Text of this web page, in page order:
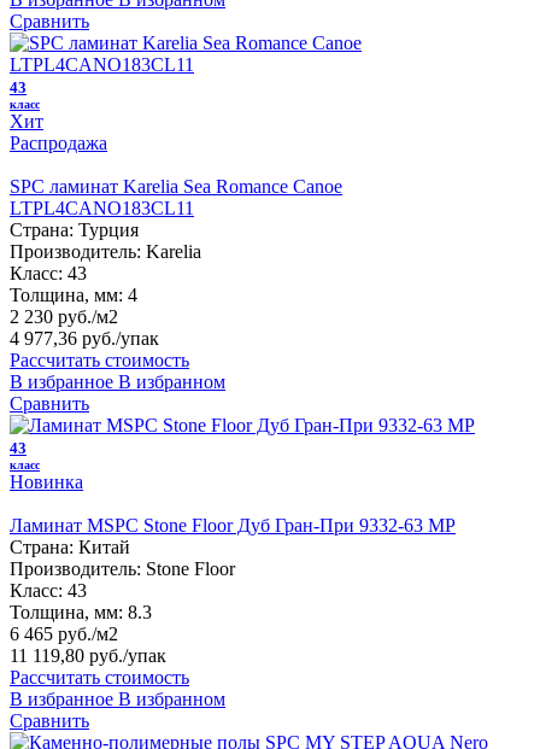
Сравнить
43
класс
Хит
Распродажа
SPC ламинат Karelia Sea Romance Canoe
LTPL4CANO183CL11
Страна: Турция
Производитель: Karelia
Класс: 43
Толщина, мм: 4
2 230 руб./м2
4 977,36 руб./упак
Рассчитать стоимость
В избранное В избранном
Сравнить
43
класс
Новинка
Ламинат MSPC Stone Floor Дуб Гран-При 9332-63 MР
Страна: Китай
Производитель: Stone Floor
Класс: 43
Толщина, мм: 8.3
6 465 руб./м2
11 119,80 руб./упак
Рассчитать стоимость
В избранное В избранном
Сравнить